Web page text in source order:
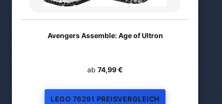
Avengers Assemble: Age of Ultron
ab 74,99 €
LEGO 76291 PREISVERGLEICH